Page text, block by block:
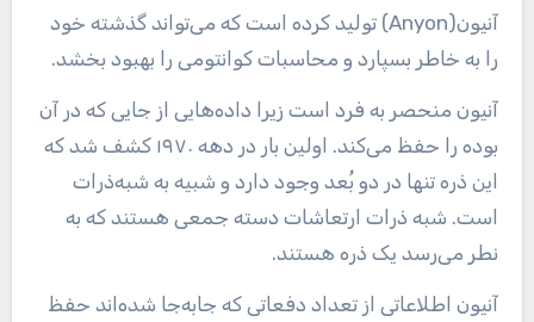
آنیون(Anyon) تولید کرده است که می‌تواند گذشته خود
را به خاطر بسپارد و محاسبات کوانتومی را بهبود بخشد.
آنیون منحصر به فرد است زیرا داده‌هایی از جایی که در آن
بوده را حفظ می‌کند. اولین بار در دهه ۱۹۷۰ کشف شد که
این ذره تنها در دو بُعد وجود دارد و شبیه به شبه‌ذرات
است. شبه‌ ذرات ارتعاشات دسته جمعی هستند که به
نطر می‌رسد یک ذره هستند.
آنیون اطلاعاتی از تعداد دفعاتی که جابه‌جا شده‌اند حفظ